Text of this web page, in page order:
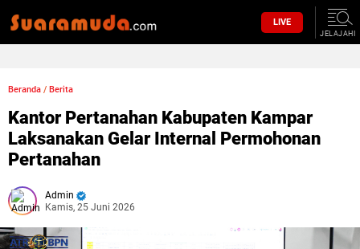
LIVE
JELAJAHI
Beranda / Berita
Kantor Pertanahan Kabupaten Kampar
Laksanakan Gelar Internal Permohonan
Pertanahan
Admin
Kamis, 25 Juni 2026